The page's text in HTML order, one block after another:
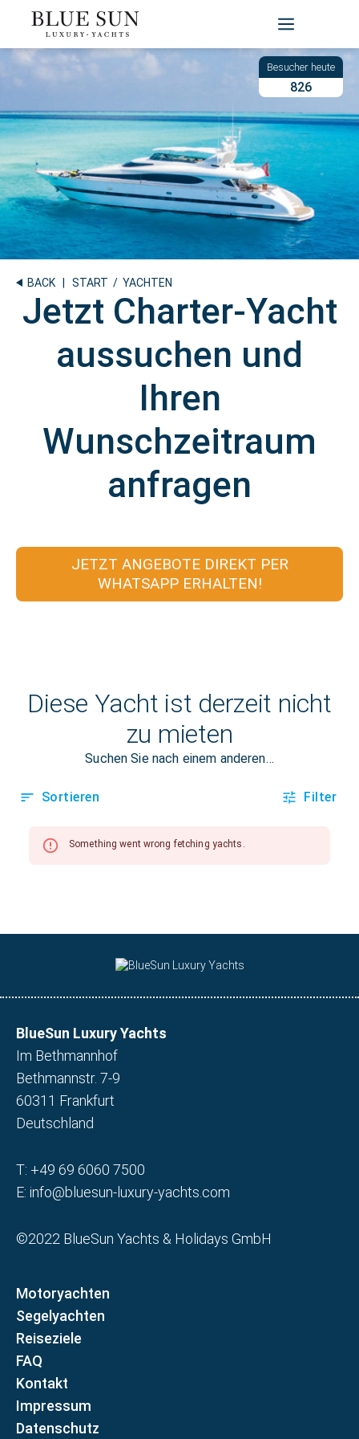
Zum
Inhalt
springen
826
BACK START / YACHTEN
Jetzt Charter-Yacht
aussuchen und
Ihren
Wunschzeitraum
anfragen
JETZT ANGEBOTE DIREKT PER
WHATSAPP ERHALTEN!
BlueSun Luxury Yachts
Im Bethmannhof
Bethmannstr. 7-9
60311 Frankfurt
Deutschland
T: +49 69 6060 7500
E: info@bluesun-luxury-yachts.com
©2022 BlueSun Yachts & Holidays GmbH
Motoryachten
Segelyachten
Reiseziele
FAQ
Kontakt
Impressum
Datenschutz